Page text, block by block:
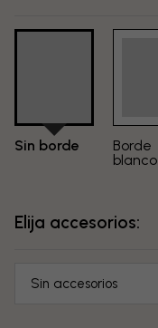
Sin borde
Borde
blanco
Elija accesorios:
Sin accesorios